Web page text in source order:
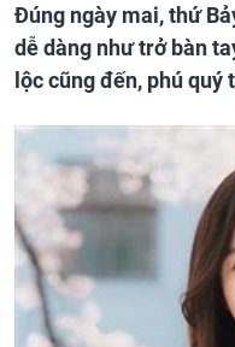
Đúng ngày mai, thứ
dễ dàng như trở bàn
lộc cũng đến, phú quý